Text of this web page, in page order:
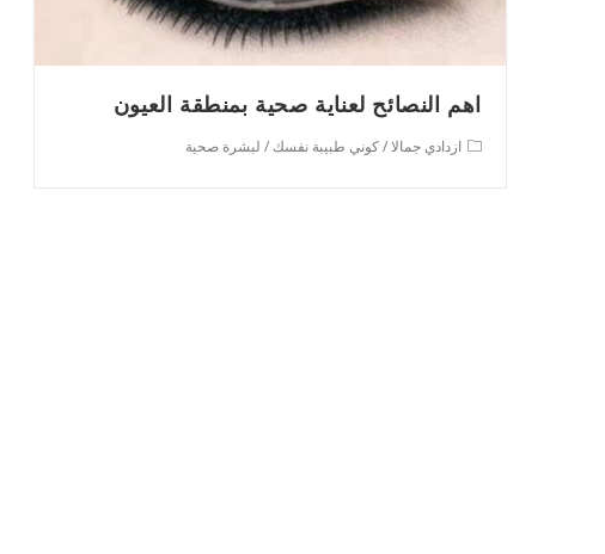
اهم النصائح لعناية صحية بمنطقة العيون
Postازدادي جمالا /كوني طبيبة نفسك / لبشرة صحية